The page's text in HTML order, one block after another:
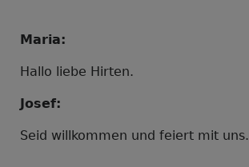
Maria:
Hallo liebe Hirten.
Josef:
Seid willkommen und feiert mit uns.